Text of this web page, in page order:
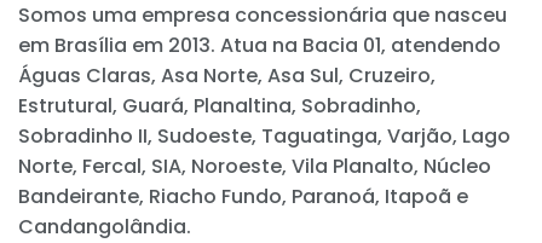
Somos uma empresa concessionária que nasceu
em Brasília em 2013. Atua na Bacia 01, atendendo
Águas Claras, Asa Norte, Asa Sul, Cruzeiro,
Estrutural, Guará, Planaltina, Sobradinho,
Sobradinho II, Sudoeste, Taguatinga, Varjão, Lago
Norte, Fercal, SIA, Noroeste, Vila Planalto, Núcleo
Bandeirante, Riacho Fundo, Paranoá, Itapoã e
Candangolândia.